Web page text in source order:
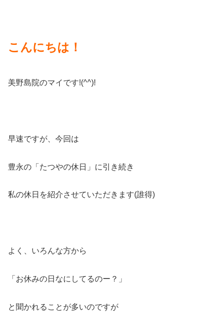
こんにちは！
美野島院のマイです!(^^)!
早速ですが、今回は
豊永の「たつやの休日」に引き続き
私の休日を紹介させていただきます(誰得)
よく、いろんな方から
「お休みの日なにしてるのー？」
と聞かれることが多いのですが